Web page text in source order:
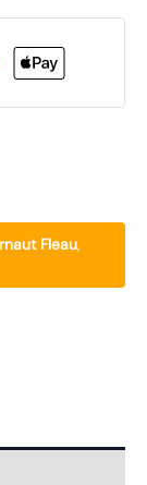
Fleau,